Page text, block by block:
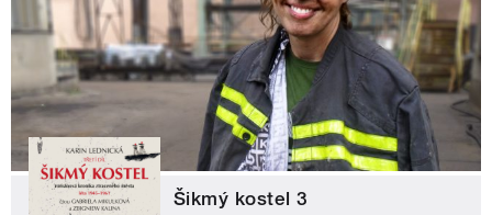
Šikmý kostel 3